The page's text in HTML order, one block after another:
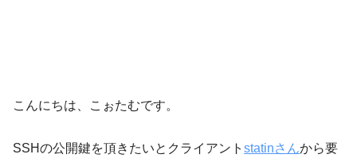
こんにちは、こぉたむです。
SSHの公開鍵を頂きたいとクライアント statinさんから要